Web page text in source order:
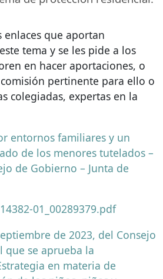
enlaces que aportan
tema y se les pide a los
en hacer aportaciones, o
pertinente para ello o
colegiadas, expertas en la
entornos familiares y un
de los menores tutelados –
de Gobierno – Junta de
01_00289379.pdf
de 2023, del Consejo
que se aprueba la
en materia de